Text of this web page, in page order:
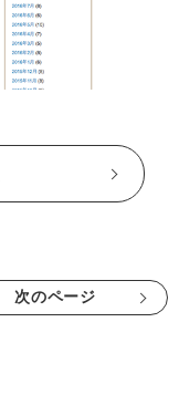
次のページ